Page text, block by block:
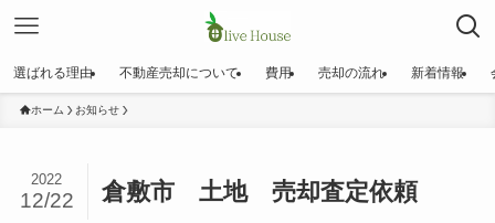
選ばれる理由 不動産売却について 費用 売却の流れ 新着情報
ホーム お知らせ
倉敷市 土地 売却査定依頼
2022
12/22